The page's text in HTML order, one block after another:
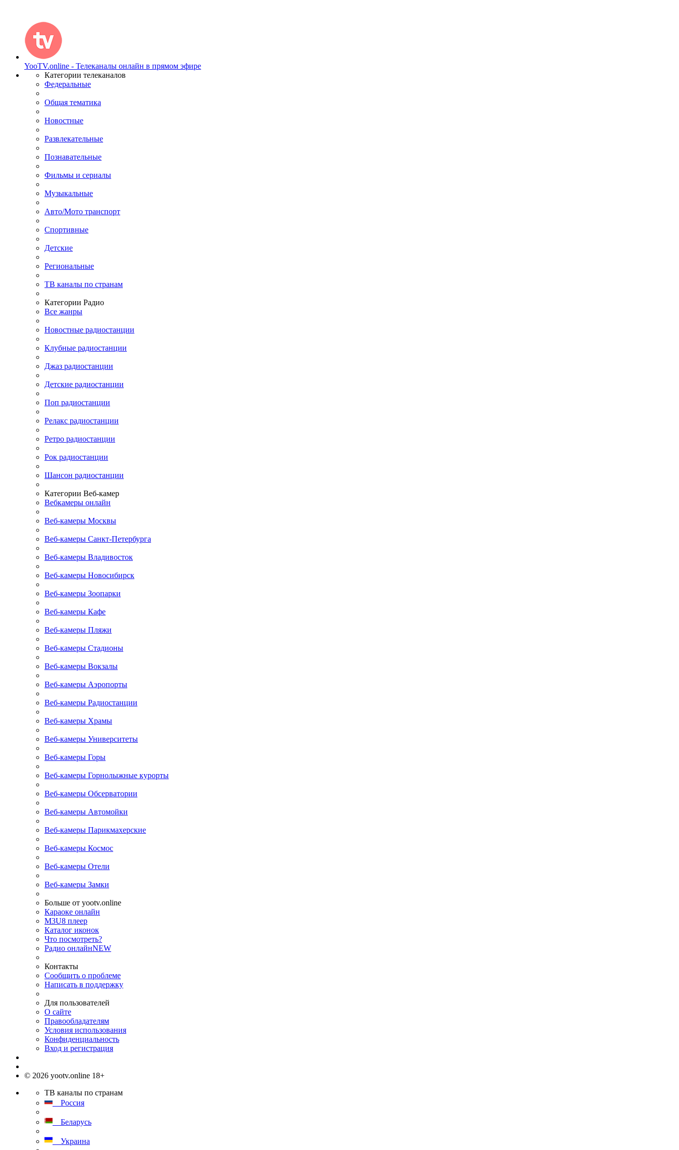
YooTV.online - Телеканалы онлайн в прямом эфире
Категории телеканалов
Федеральные
Общая тематика
Новостные
Развлекательные
Познавательные
Фильмы и сериалы
Музыкальные
Авто/Мото транспорт
Спортивные
Детские
Региональные
ТВ каналы по странам
Категории Радио
Все жанры
Новостные радиостанции
Клубные радиостанции
Джаз радиостанции
Детские радиостанции
Поп радиостанции
Релакс радиостанции
Ретро радиостанции
Рок радиостанции
Шансон радиостанции
Категории Веб-камер
Вебкамеры онлайн
Веб-камеры Москвы
Веб-камеры Санкт-Петербурга
Веб-камеры Владивосток
Веб-камеры Новосибирск
Веб-камеры Зоопарки
Веб-камеры Кафе
Веб-камеры Пляжи
Веб-камеры Стадионы
Веб-камеры Вокзалы
Веб-камеры Аэропорты
Веб-камеры Радиостанции
Веб-камеры Храмы
Веб-камеры Университеты
Веб-камеры Горы
Веб-камеры Горнолыжные курорты
Веб-камеры Обсерватории
Веб-камеры Автомойки
Веб-камеры Парикмахерские
Веб-камеры Космос
Веб-камеры Отели
Веб-камеры Замки
Больше от yootv.online
Караоке онлайн
M3U8 плеер
Каталог иконок
Что посмотреть?
Радио онлайнNEW
Контакты
Сообщить о проблеме
Написать в поддержку
Для пользователей
О сайте
Правообладателям
Условия использования
Конфиденциальность
Вход и регистрация
© 2026 yootv.online 18+
ТВ каналы по странам
Россия
Беларусь
Украина